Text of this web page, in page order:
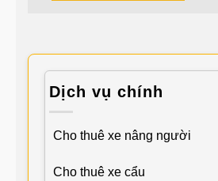
Dịch vụ chính
Cho thuê xe nâng người
Cho thuê xe cẩu